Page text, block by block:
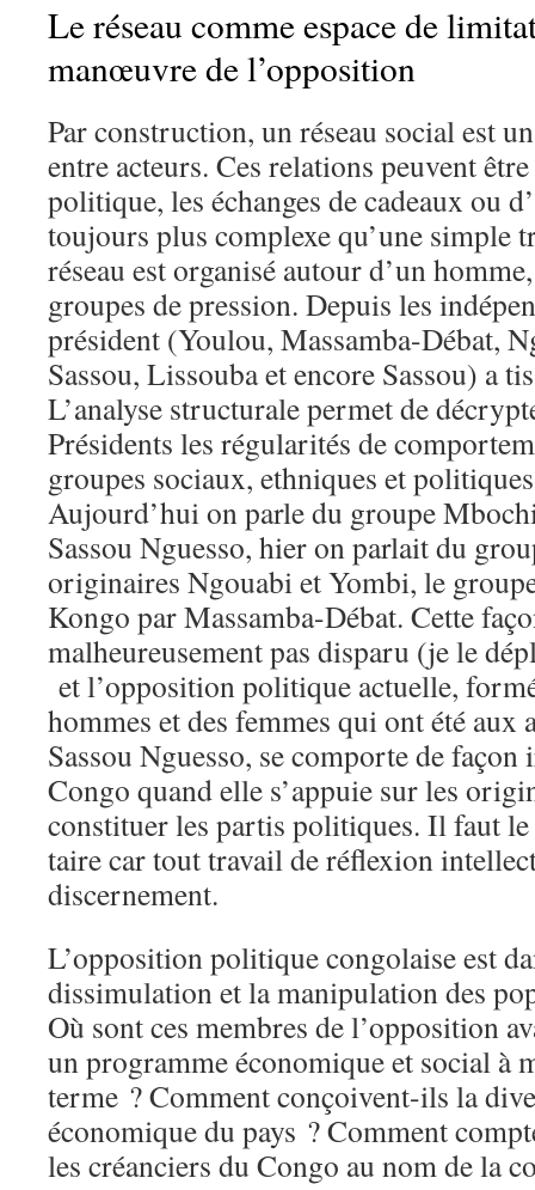
Le réseau comme espace de
manœuvre de l’opposition
Par construction, un réseau social est
entre acteurs. Ces relations peuvent
politique, les échanges de cadeaux ou
toujours plus complexe qu’une simple
réseau est organisé autour d’un
groupes de pression. Depuis les
président (Youlou, Massamba-Débat,
Sassou, Lissouba et encore Sassou) a
L’analyse structurale permet de
Présidents les régularités de
groupes sociaux, ethniques et
Aujourd’hui on parle du groupe
Sassou Nguesso, hier on parlait du
originaires Ngouabi et Yombi, le
Kongo par Massamba-Débat. Cette
malheureusement pas disparu (je le
et l’opposition politique actuelle,
hommes et des femmes qui ont été aux
Sassou Nguesso, se comporte de
Congo quand elle s’appuie sur les
constituer les partis politiques. Il faut le
taire car tout travail de réflexion
discernement.
L’opposition politique congolaise est
dissimulation et la manipulation des
Où sont ces membres de l’opposition
un programme économique et social à
terme ? Comment conçoivent-ils la
économique du pays ? Comment
les créanciers du Congo au nom de la